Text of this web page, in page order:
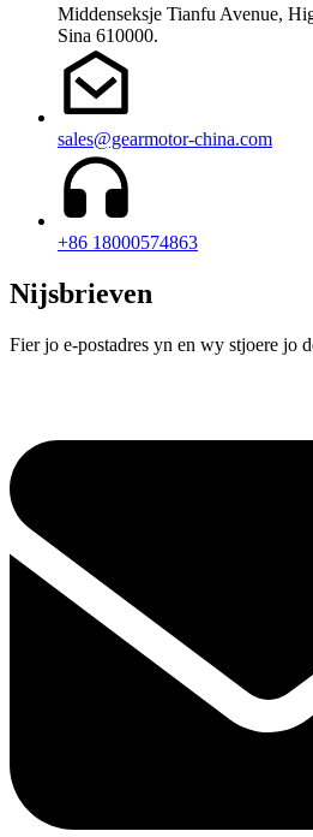
Middenseksje Tianfu Avenue,
Sina 610000.
sales@gearmotor-china.com
+86 18000574863
Nijsbrieven
Fier jo e-postadres yn en wy stjoere jo